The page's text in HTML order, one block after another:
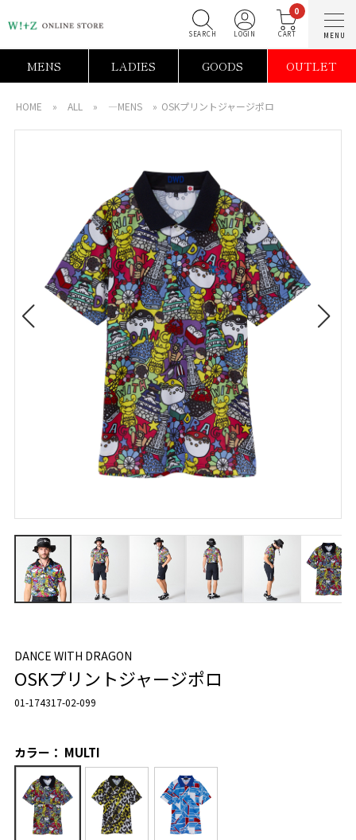
0
MENS LADIES GOODS OUTLET
HOME » ALL » ―MENS » OSKプリントジャージポロ
DANCE WITH DRAGON
OSKプリントジャージポロ
01-174317-02-099
カラー： MULTI